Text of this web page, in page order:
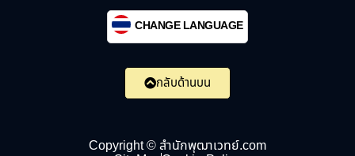
Copyright © สำนักพุฒาเวทย์.com
CHANGE LANGUAGE
กลับด้านบน